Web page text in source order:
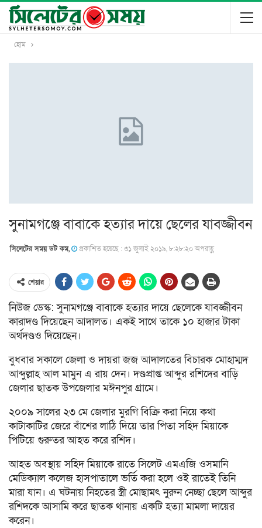
হোম
সুনামগঞ্জে বাবাকে হত্যার দায়ে ছেলের যাবজ্জীবন
সিলেটের সময় ডট কম, প্রকাশিত হয়েছে : ৩১ জুলাই ২০১৯, ৮:২৮:২০ অপরাহ্ণ
শেয়ার
নিউজ ডেস্ক: সুনামগঞ্জে বাবাকে হত্যার দায়ে ছেলেকে যাবজ্জীবন
কারাদণ্ড দিয়েছেন আদালত। একই সাথে তাকে ১০ হাজার টাকা
অর্থদণ্ডও দিয়েছেন।
বুধবার সকালে জেলা ও দায়রা জজ আদালতের বিচারক মোহাম্মদ
আব্দুল্লাহ আল মামুন এ রায় দেন। দণ্ডপ্রাপ্ত আব্দুর রশিদের বাড়ি
জেলার ছাতক উপজেলার মঈনপুর গ্রামে।
২০০৯ সালের ২৩ মে জেলার মুরগি বিক্রি করা নিয়ে কথা
কাটাকাটির জেরে বাঁশের লাঠি দিয়ে তার পিতা সহিদ মিয়াকে
পিটিয়ে গুরুতর আহত করে রশিদ।
আহত অবস্থায় সহিদ মিয়াকে রাতে সিলেট এমএজি ওসমানি
মেডিক্যাল কলেজ হাসপাতালে ভর্তি করা হলে ওই রাতেই তিনি
মারা যান। এ ঘটনায় নিহতের স্ত্রী মোছামৎ নুরুন নেচ্ছা ছেলে আব্দুর
রশিদকে আসামি করে ছাতক থানায় একটি হত্যা মামলা দায়ের
করেন।